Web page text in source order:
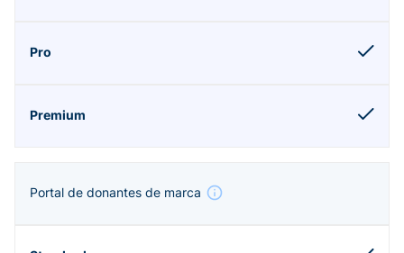
Portal de donantes de marca